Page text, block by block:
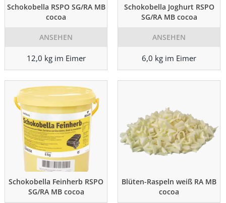
Schokobella RSPO SG/RA MB
cocoa
ANSEHEN
12,0 kg im Eimer
Schokobella Joghurt RSPO
SG/RA MB cocoa
ANSEHEN
6,0 kg im Eimer
Schokobella Feinherb RSPO
SG/RA MB cocoa
Blüten-Raspeln weiß RA MB
cocoa